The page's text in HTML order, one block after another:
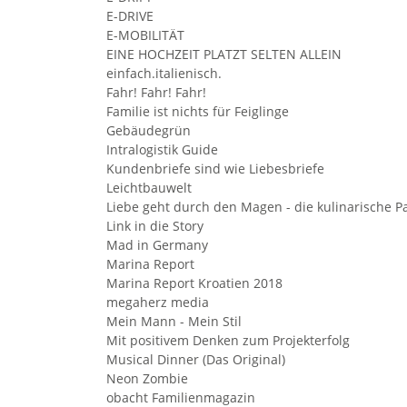
E-DRIVE
E-MOBILITÄT
EINE HOCHZEIT PLATZT SELTEN ALLEIN
einfach.italienisch.
Fahr! Fahr! Fahr!
Familie ist nichts für Feiglinge
Gebäudegrün
Intralogistik Guide
Kundenbriefe sind wie Liebesbriefe
Leichtbauwelt
Liebe geht durch den Magen - die kulinarische
Link in die Story
Mad in Germany
Marina Report
Marina Report Kroatien 2018
megaherz media
Mein Mann - Mein Stil
Mit positivem Denken zum Projekterfolg
Musical Dinner (Das Original)
Neon Zombie
obacht Familienmagazin